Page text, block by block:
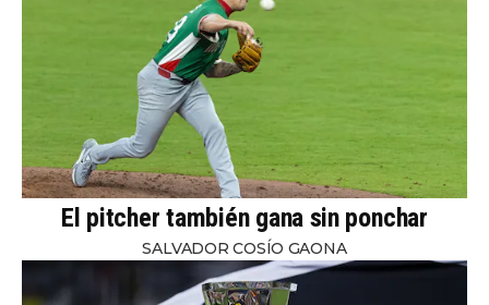
El pitcher también gana sin ponchar
SALVADOR COSÍO GAONA